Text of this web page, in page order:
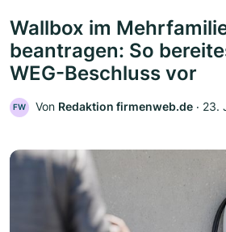
Wallbox im
beantragen: So
WEG-Beschluss vor
FW Von Redaktion firmenweb.de ‧ 23.